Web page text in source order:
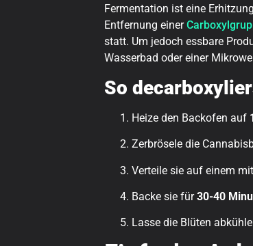
Fermentation ist eine
Entfernung einer
statt. Um jedoch essbare
Wasserbad oder einer
So
Heize den Backofen auf
Zerbrösele die
Verteile sie auf einem
Backe sie für30-40
Lasse die Blüten